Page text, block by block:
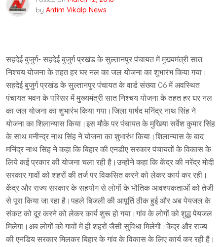
by Antim Vikalp News
सहदेई बुजुर्ग- सहदेई बुजुर्ग प्रखंड के सुल्तानपुर पंचायत में मुख्यमंत्री सात
निश्चय योजना के तहत हर घर नल का जल योजना का शुभारंभ किया गया।
सहदेई बुजुर्ग प्रखंड के सुल्तानपुर पंचायत के वार्ड संख्या 06 में अवस्थित
पंचायत भवन के परिसर में मुख्यमंत्री सात निश्चय योजना के तहत हर घर नल
का जल योजना का शुभारंभ किया गया।जिला पार्षद मनिंद्र नाथ सिंह ने
योजना का शिलान्यास किया।इस मौके पर पंचायत के मुखिया सर्वेश कुमार सिंह
के साथ मनीन्द्र नाथ सिंह ने योजना का शुभारंभ किया।शिलान्यास के बाद
मनिंद्र नाथ सिंह ने कहा कि बिहार की एनडीए सरकार पंचायतों के विकास के
लिये कई प्रकार की योजना चला रही है।उन्होंने कहा कि केंद्र की नरेंद्र मोदी
सरकार गावों को शहरों की तर्ज पर विकसित करने को लेकर कार्य कर रही।
केंद्र और राज्य सरकार के सहयोग से लोगों के भौतिक आवश्यकताओं को तेजी
से पूरा किया जा रहा है।पहले बिजली की आपूर्ति ठीक हुई और अब पेयजल के
संकट को दूर करने को लेकर कार्य शुरू हो गया।गांव के लोगों को शुद्ध पेयजल
मिलेगा।अब लोगों को गावों में ही शहरों जैसी सुविधा मिलेगी।केंद्र और राज्य
की एनडिय सरकार मिलकर बिहार के गांव के विकास के लिए कार्य कर रही है।